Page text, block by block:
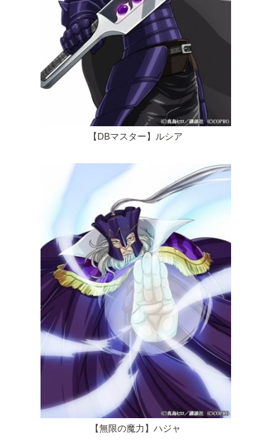
【DBマスター】ルシア
【無限の魔力】ハジャ